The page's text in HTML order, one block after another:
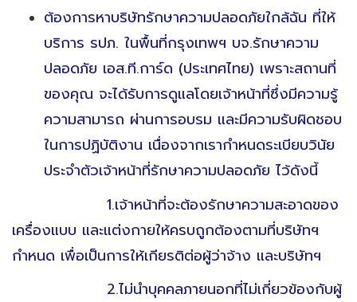
ต้องการหาบริษัทรักษาความปลอดภัยใกล้ฉัน ที่ให้
บริการ รปภ. ในพื้นที่กรุงเทพฯ บจ.รักษาความ
ปลอดภัย เอส.ที.การ์ด (ประเทศไทย) เพราะสถานที่
ของคุณ จะได้รับการดูแลโดยเจ้าหน้าที่ซึ่งมีความรู้
ความสามารถ ผ่านการอบรม และมีความรับผิดชอบ
ในการปฏิบัติงาน เนื่องจากเรากำหนดระเบียบวินัย
ประจำตัวเจ้าหน้าที่รักษาความปลอดภัย ไว้ดังนี้
1.เจ้าหน้าที่จะต้องรักษาความสะอาดของ
เครื่องแบบ และแต่งกายให้ครบถูกต้องตามที่บริษัทฯ
กำหนด เพื่อเป็นการให้เกียรติต่อผู้ว่าจ้าง และบริษัทฯ
2.ไม่นำบุคคลภายนอกที่ไม่เกี่ยวข้องกับผู้